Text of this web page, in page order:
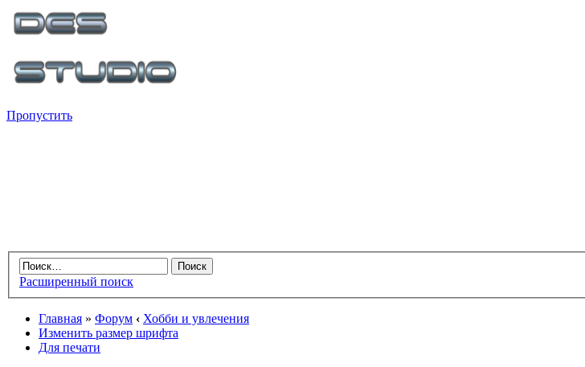
Пропустить
Расширенный поиск
Главная » Форум ‹ Хобби и увлечения
Изменить размер шрифта
Для печати